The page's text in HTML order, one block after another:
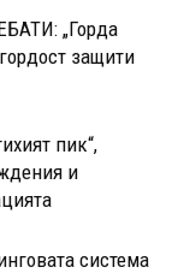
„Горда
защити
пик“,
и
система